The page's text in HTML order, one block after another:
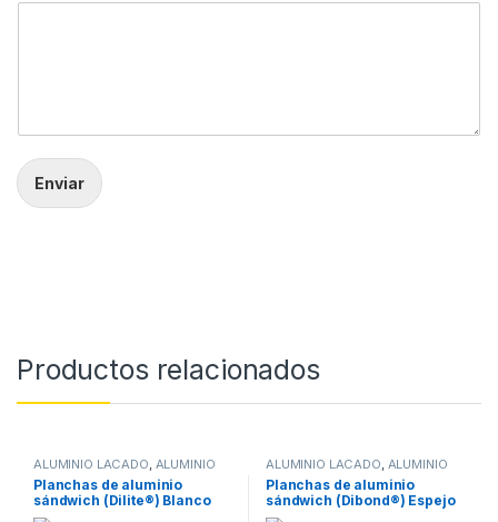
Enviar
Productos relacionados
ALUMINIO LACADO, ALUMINIO
SANDWICH
Planchas de aluminio
sándwich (Dilite®) Blanco
mate
ALUMINIO LACADO, ALUMINIO
SANDWICH
Planchas de aluminio
sándwich (Dibond®) Espejo